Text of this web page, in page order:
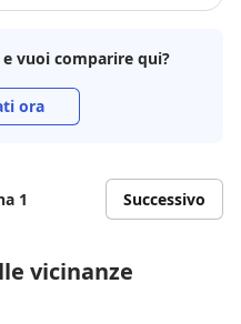
vuoi comparire qui?
ora
1 Successivo
vicinanze